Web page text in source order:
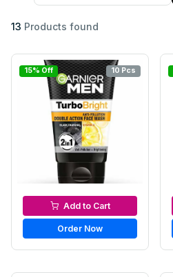
13 Products found
15% Off 10 Pcs
Facewash & Cleanser
Add to Cart
Order Now